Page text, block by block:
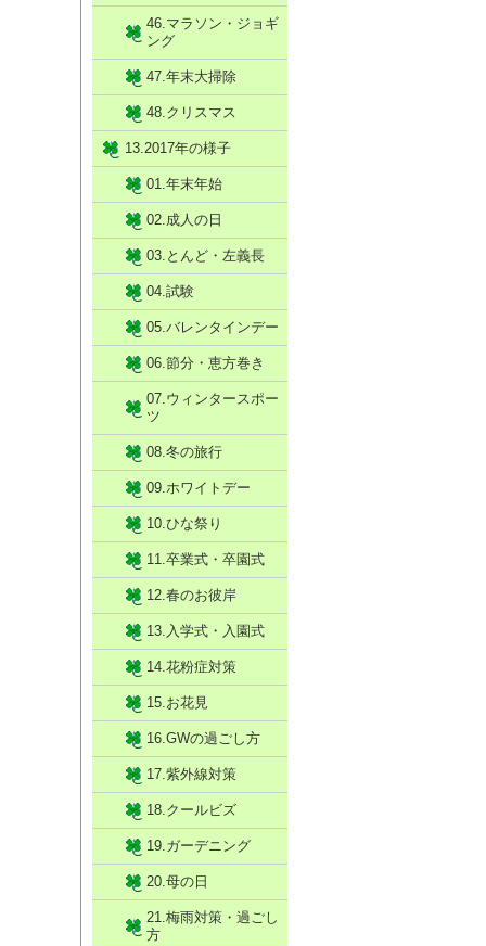
46.マラソン・ジョギ
ング
47.年末大掃除
48.クリスマス
13.2017年の様子
01.年末年始
02.成人の日
03.とんど・左義長
04.試験
05.バレンタインデー
06.節分・恵方巻き
07.ウィンタースポー
ツ
08.冬の旅行
09.ホワイトデー
10.ひな祭り
11.卒業式・卒園式
12.春のお彼岸
13.入学式・入園式
14.花粉症対策
15.お花見
16.GWの過ごし方
17.紫外線対策
18.クールビズ
19.ガーデニング
20.母の日
21.梅雨対策・過ごし
方